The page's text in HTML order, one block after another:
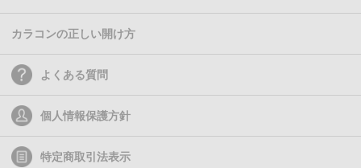
カラコンの正しい開け方
よくある質問
個人情報保護方針
特定商取引法表示